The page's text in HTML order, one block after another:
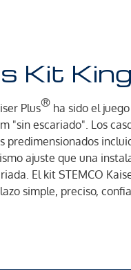
Kit
Plus® ha sido el
"sin escariado". Los
predimensionados
ajuste que una
El kit STEMCO
simple, preciso,